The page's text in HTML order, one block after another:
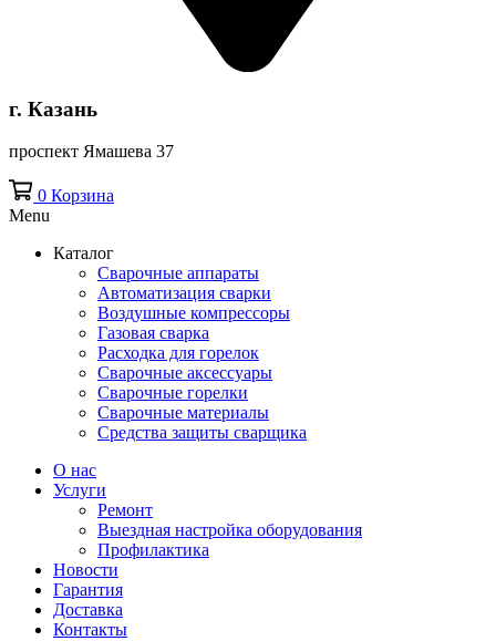
г. Казань
проспект Ямашева 37
0 Корзина
Menu
Каталог
Сварочные аппараты
Автоматизация сварки
Воздушные компрессоры
Газовая сварка
Расходка для горелок
Сварочные аксессуары
Сварочные горелки
Сварочные материалы
Средства защиты сварщика
О нас
Услуги
Ремонт
Выездная настройка оборудования
Профилактика
Новости
Гарантия
Доставка
Контакты